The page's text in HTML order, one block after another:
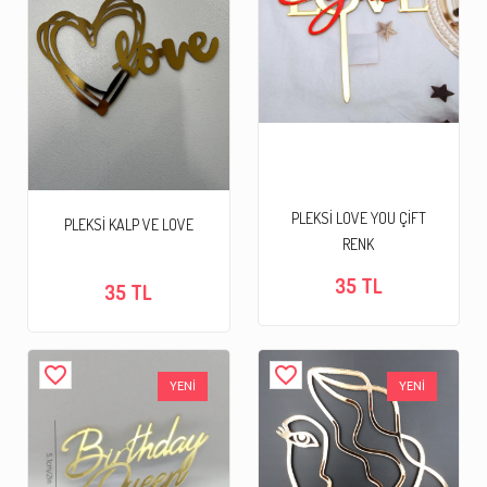
PLEKSİ KALP VE LOVE
35 TL
PLEKSİ LOVE YOU ÇİFT
RENK
35 TL
favorite_border YENİ favorite_border YENİ